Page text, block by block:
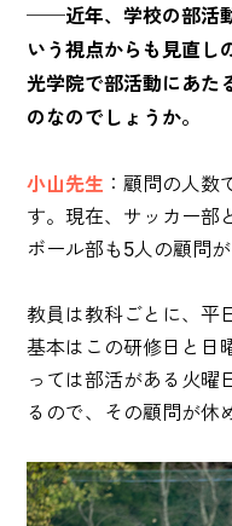
──近年、学校の部活
いう視点からも見直し
光学院で部活動にあた
のなのでしょうか。
小山先生 ：顧問の人数
す。現在、サッカー部
ボール部も5人の顧問が
教員は教科ごとに、平
基本はこの研修日と日
っては部活がある火曜
るので、その顧問が休